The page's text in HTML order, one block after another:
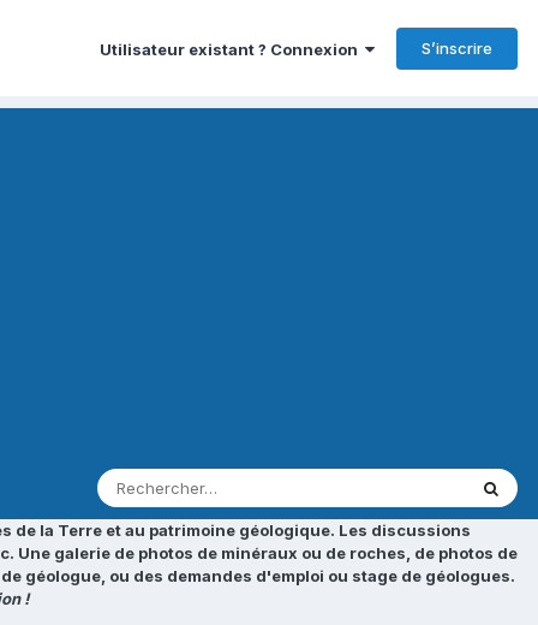
Utilisateur existant ? Connexion S’inscrire
de la Terre et au patrimoine géologique. Les discussions
galerie de photos de minéraux ou de roches, de photos de
géologue, ou des demandes d'emploi ou stage de géologues.
!